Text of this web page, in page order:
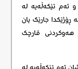
تێکەڵەیە لە
جارێک یان
هەوکردنی قارچک